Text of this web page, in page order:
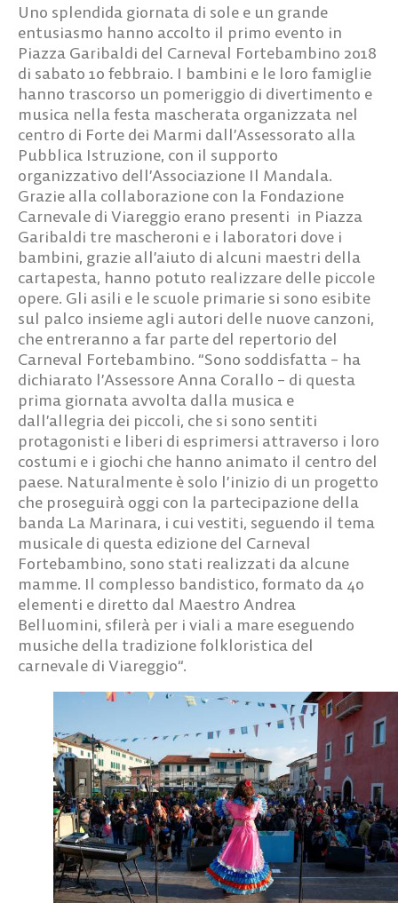
Uno splendida giornata di sole e un grande
entusiasmo hanno accolto il primo evento in
Piazza Garibaldi del Carneval Fortebambino 2018
di sabato 10 febbraio. I bambini e le loro famiglie
hanno trascorso un pomeriggio di divertimento e
musica nella festa mascherata organizzata nel
centro di Forte dei Marmi dall’Assessorato alla
Pubblica Istruzione, con il supporto
organizzativo dell’Associazione Il Mandala.
Grazie alla collaborazione con la Fondazione
Carnevale di Viareggio erano presenti in Piazza
Garibaldi tre mascheroni e i laboratori dove i
bambini, grazie all’aiuto di alcuni maestri della
cartapesta, hanno potuto realizzare delle piccole
opere. Gli asili e le scuole primarie si sono esibite
sul palco insieme agli autori delle nuove canzoni,
che entreranno a far parte del repertorio del
Carneval Fortebambino. “Sono soddisfatta – ha
dichiarato l’Assessore Anna Corallo – di questa
prima giornata avvolta dalla musica e
dall’allegria dei piccoli, che si sono sentiti
protagonisti e liberi di esprimersi attraverso i loro
costumi e i giochi che hanno animato il centro del
paese. Naturalmente è solo l’inizio di un progetto
che proseguirà oggi con la partecipazione della
banda La Marinara, i cui vestiti, seguendo il tema
musicale di questa edizione del Carneval
Fortebambino, sono stati realizzati da alcune
mamme. Il complesso bandistico, formato da 40
elementi e diretto dal Maestro Andrea
Belluomini, sfilerà per i viali a mare eseguendo
musiche della tradizione folkloristica del
carnevale di Viareggio“.